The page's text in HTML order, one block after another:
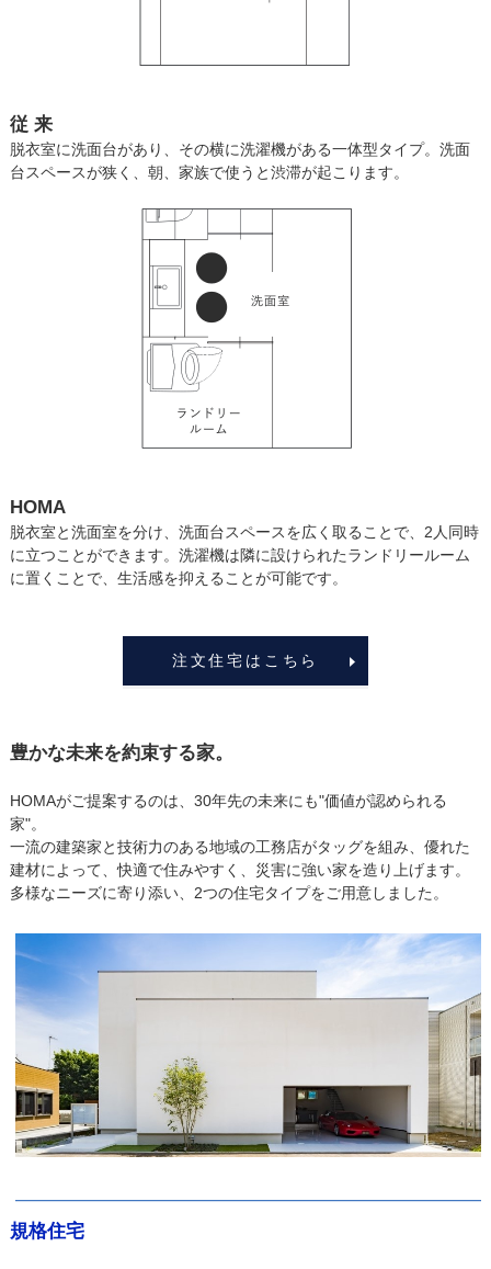
従 来
脱衣室に洗面台があり、その横に洗濯機がある一体型タイプ。洗面
台スペースが狭く、朝、家族で使うと渋滞が起こります。
HOMA
脱衣室と洗面室を分け、洗面台スペースを広く取ることで、2人同時
に立つことができます。洗濯機は隣に設けられたランドリールーム
に置くことで、生活感を抑えることが可能です。
注文住宅はこちら
豊かな未来を約束する家。
HOMAがご提案するのは、30年先の未来にも"価値が認められる
家"。
一流の建築家と技術力のある地域の工務店がタッグを組み、優れた
建材によって、快適で住みやすく、災害に強い家を造り上げます。
多様なニーズに寄り添い、2つの住宅タイプをご用意しました。
規格住宅